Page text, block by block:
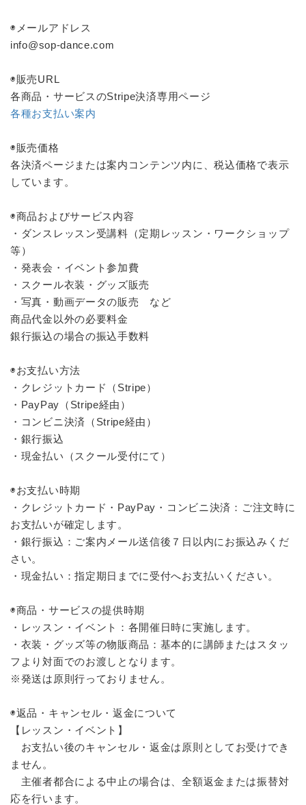
◉メールアドレス
info@sop-dance.com
◉販売URL
各商品・サービスのStripe決済専用ページ
各種お支払い案内
◉販売価格
各決済ページまたは案内コンテンツ内に、税込価格で表示
しています。
◉商品およびサービス内容
・ダンスレッスン受講料（定期レッスン・ワークショップ
等）
・発表会・イベント参加費
・スクール衣装・グッズ販売
・写真・動画データの販売 など
商品代金以外の必要料金
銀行振込の場合の振込手数料
◉お支払い方法
・クレジットカード（Stripe）
・PayPay（Stripe経由）
・コンビニ決済（Stripe経由）
・銀行振込
・現金払い（スクール受付にて）
◉お支払い時期
・クレジットカード・PayPay・コンビニ決済：ご注文時に
お支払いが確定します。
・銀行振込：ご案内メール送信後７日以内にお振込みくだ
さい。
・現金払い：指定期日までに受付へお支払いください。
◉商品・サービスの提供時期
・レッスン・イベント：各開催日時に実施します。
・衣装・グッズ等の物販商品：基本的に講師またはスタッ
フより対面でのお渡しとなります。
※発送は原則行っておりません。
◉返品・キャンセル・返金について
【レッスン・イベント】
お支払い後のキャンセル・返金は原則としてお受けでき
ません。
主催者都合による中止の場合は、全額返金または振替対
応を行います。